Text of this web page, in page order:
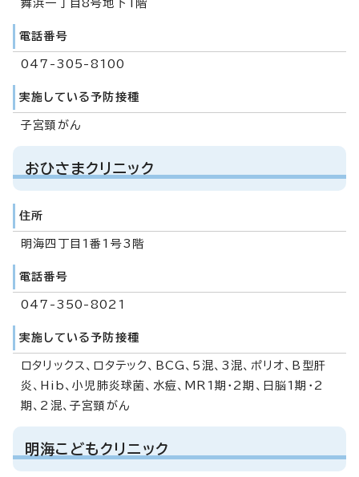
舞浜一丁目8号地下1階
電話番号
047-305-8100
実施している予防接種
子宮頸がん
おひさまクリニック
住所
明海四丁目1番1号3階
電話番号
047-350-8021
実施している予防接種
ロタリックス、ロタテック、BCG、5混、3混、ポリオ、B型肝
炎、Hib、小児肺炎球菌、水痘、MR1期・2期、日脳1期・2
期、2混、子宮頸がん
明海こどもクリニック